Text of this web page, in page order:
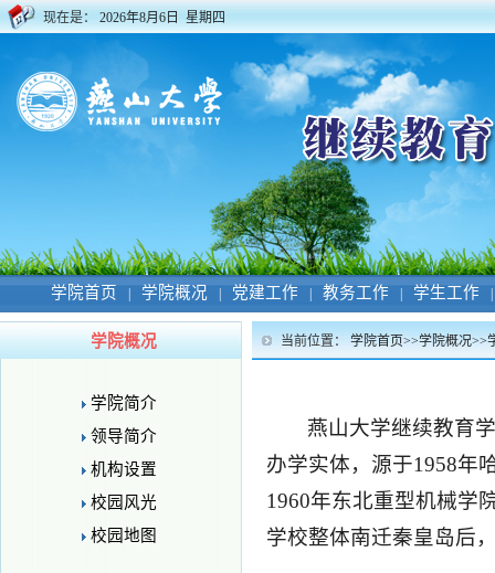
现在是： 2026年8月6日 星期四
学院首页 学院概况 党建工作 教务工作 学生工作
学院概况
学院简介
领导简介
机构设置
校园风光
校园地图
当前位置： 学院首页>>学院概况>>
燕山大学继续教育
办学实体，源于1958年
1960年东北重型机械学
学校整体南迁秦皇岛后